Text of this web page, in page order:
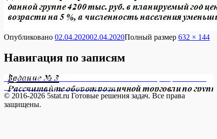
Опубликовано 02.04.202002.04.2020Полный размер 632 × 144
Навигация по записям
Опубликовано в20032012043 Рассчитайте оборот розничной
торговли по группе «Хлеб и хлеб
© 2016-2026 5stat.ru Готовые решения задач. Все права
защищены.